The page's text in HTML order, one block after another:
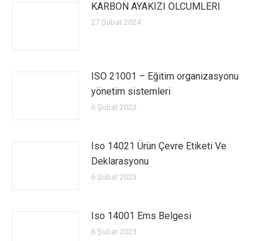
KARBON AYAKIZI OLCUMLERI
27 Şubat 2024
ISO 21001 – Eğitim organizasyonu
yönetim sistemleri
6 Şubat 2023
Iso 14021 Ürün Çevre Etiketi Ve
Deklarasyonu
6 Şubat 2023
Iso 14001 Ems Belgesi
6 Şubat 2023